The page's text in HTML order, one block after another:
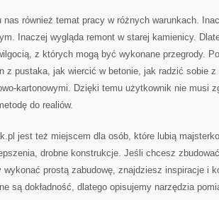
nas również temat pracy w różnych warunkach.
Inaczej wygląda remont w starej kamienicy.
z których mogą być wykonane przegrody.
z pustaka, jak wiercić w betonie, jak radzić sobie z
kartonowymi. Dzięki temu użytkownik nie musi
do realiów.
jest też miejscem dla osób, które lubią
drobne konstrukcje. Jeśli chcesz
wykonać prostą zabudowę, znajdziesz inspiracje i
są dokładność, dlatego opisujemy narzędzia